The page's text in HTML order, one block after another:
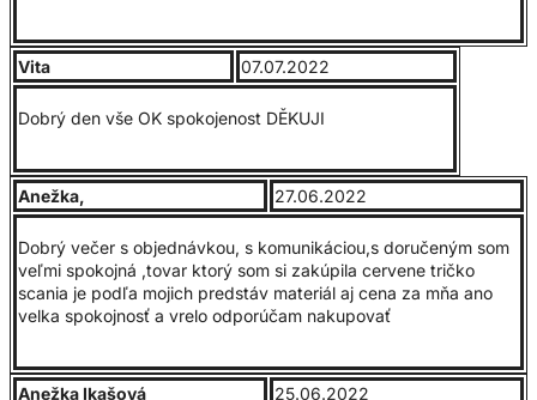
Vita 07.07.2022
Dobrý den vše OK spokojenost DĚKUJI
Anežka, 27.06.2022
Dobrý večer s objednávkou, s komunikáciou,s doručeným som
veľmi spokojná ,tovar ktorý som si zakúpila cervene tričko
scania je podľa mojich predstáv materiál aj cena za mňa ano
velka spokojnosť a vrelo odporúčam nakupovať
Anežka Ikašová 25.06.2022